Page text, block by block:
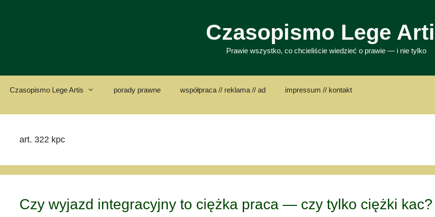
Czasopismo Lege
Prawie wszystko, co chcieliście wiedzieć o prawie — i nie tylko
Czasopismo Lege Artis porady prawne współpraca // reklama // ad impressum // kontakt
art. 322 kpc
Czy wyjazd integracyjny to ciężka praca — czy tylko ciężki kac?